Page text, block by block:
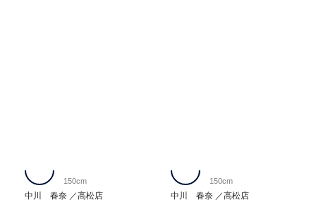
中川 春奈 高松店
150cm
中川 春奈 高松店
150cm